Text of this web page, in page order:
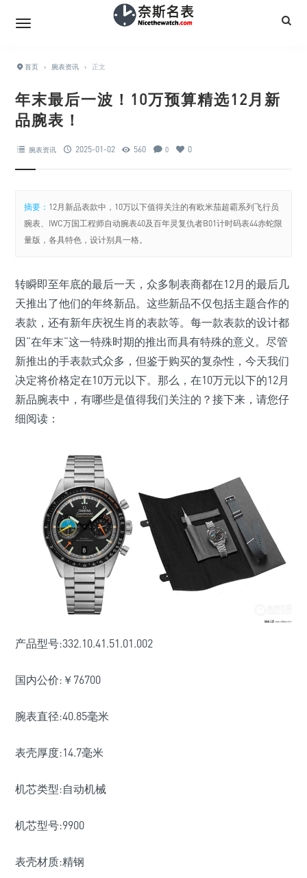
首页 › 腕表资讯 › 正文
年末最后一波！10万预算精选12月新
品腕表！
腕表资讯 2025-01-02 560 0 0
摘要： 12月新品表款中，10万以下值得关注的有欧米茄超霸系列飞行员
腕表、IWC万国工程师自动腕表40及百年灵复仇者B01计时码表44赤蛇限
量版，各具特色，设计别具一格。
转瞬即至年底的最后一天，众多制表商都在12月的最后几
天推出了他们的年终新品。这些新品不仅包括主题合作的
表款，还有新年庆祝生肖的表款等。每一款表款的设计都
因“在年末”这一特殊时期的推出而具有特殊的意义。尽管
新推出的手表款式众多，但鉴于购买的复杂性，今天我们
决定将价格定在10万元以下。那么，在10万元以下的12月
新品腕表中，有哪些是值得我们关注的？接下来，请您仔
细阅读：
产品型号:332.10.41.51.01.002
国内公价:￥76700
腕表直径:40.85毫米
表壳厚度:14.7毫米
机芯类型:自动机械
机芯型号:9900
表壳材质:精钢